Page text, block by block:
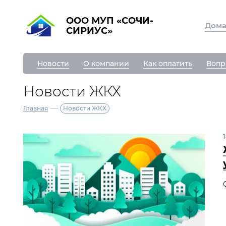
ООО МУП «СОЧИ-
СИРИУС»
Дома
Новости О компании Как оплатить
Новости ЖКХ
Главная — Новости ЖКХ